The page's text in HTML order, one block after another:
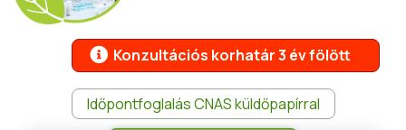
Konzultációs korhatár 3 év fölött
Időpontfoglalás CNAS küldőpapírral